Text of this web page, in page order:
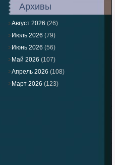
Архивы
Август 2026 (26)
Июль 2026 (79)
Июнь 2026 (56)
Май 2026 (107)
Апрель 2026 (108)
Март 2026 (123)